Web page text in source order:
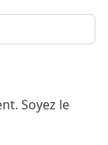
Soyez le